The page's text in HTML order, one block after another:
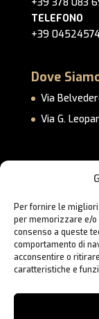
Per fornire le
per memorizzare e/
consenso a queste
comportamento di
acconsentire o
caratteristiche e
TELEFONO
+39
Dove
Via
Via G.
Cookie Policy
Lavora con
Contatti